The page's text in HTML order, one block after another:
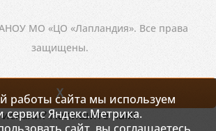
МО «ЦО «Лапландия». Все права
защищены.
работы сайта мы используем
Яндекс.Метрика.
X
Напишите нам!